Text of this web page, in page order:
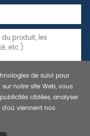
de suivi pour
notre site Web, vous
ciblées, analyser
d'où viennent nos